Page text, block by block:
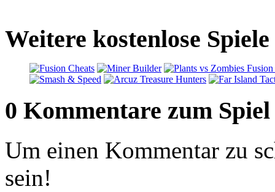
Weitere kostenlose
0 Kommentare zum Spiel
Um einen Kommentar zu
sein!